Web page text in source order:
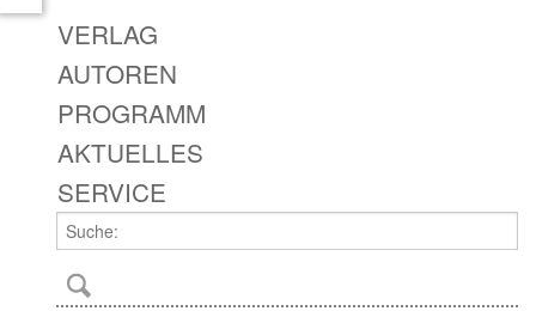
VERLAG
AUTOREN
PROGRAMM
AKTUELLES
SERVICE